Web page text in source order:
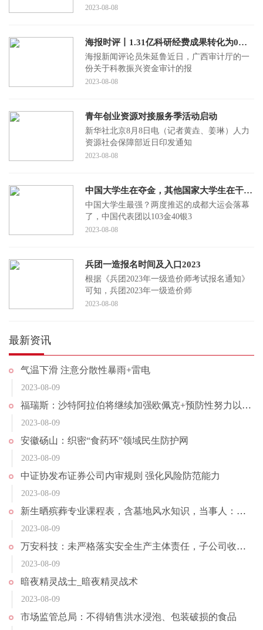
2023-08-08
海报时评丨1.31亿科研经费成果转化为0，热议之后更需反思
海报新闻评论员朱延鲁近日，广西审计厅的一
份关于科教振兴资金审计的报
2023-08-08
青年创业资源对接服务季活动启动
新华社北京8月8日电（记者黄垚、姜琳）人力
资源社会保障部近日印发通知
2023-08-08
中国大学生在夺金，其他国家大学生在干嘛？
中国大学生最强？两度推迟的成都大运会落幕
了，中国代表团以103金40银3
2023-08-08
兵团一造报名时间及入口2023
根据《兵团2023年一级造价师考试报名通知》
可知，兵团2023年一级造价师
2023-08-08
最新资讯
气温下滑 注意分散性暴雨+雷电
2023-08-09
福瑞斯：沙特阿拉伯将继续加强欧佩克+预防性努力以支持市场稳定
2023-08-09
安徽砀山：织密“食药环”领域民生防护网
2023-08-09
中证协发布证券公司内审规则 强化风险防范能力
2023-08-09
新生晒殡葬专业课程表，含墓地风水知识，当事人：建议不要冲动报考
2023-08-09
万安科技：未严格落实安全生产主体责任，子公司收行政处罚决定书
2023-08-09
暗夜精灵战士_暗夜精灵战术
2023-08-09
市场监管总局：不得销售洪水浸泡、包装破损的食品